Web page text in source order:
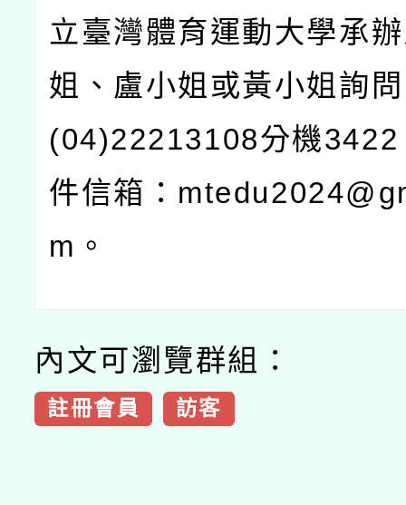
立臺灣體育運動大學承
姐、盧小姐或黃小姐詢
(04)22213108分機3422
件信箱：
m。
內文可瀏覽群組：
註冊會員 訪客